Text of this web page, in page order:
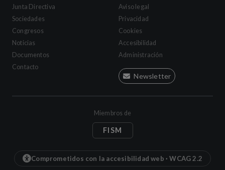
Junta Directiva
Sociedades
Congresos
Noticias
Documentos
Contacto
Aviso legal
Privacidad
Cookies
Accesibilidad
Administración
Newsletter
Miembros de
FISM
Comprometidos con la accesibilidad web · WCAG 2.2